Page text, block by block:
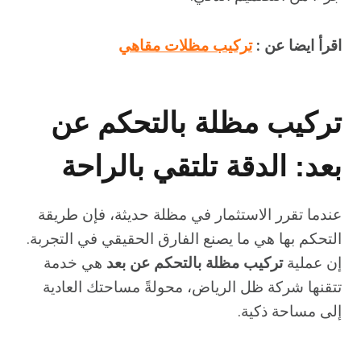
اقرأ ايضا عن :تركيب مظلات مقاهي
تركيب مظلة بالتحكم عن
بعد: الدقة تلتقي بالراحة
عندما تقرر الاستثمار في مظلة حديثة، فإن طريقة
التحكم بها هي ما يصنع الفارق الحقيقي في التجربة.
إن عمليةتركيب مظلة بالتحكم عن بعد هي خدمة
تتقنها شركة ظل الرياض، محولةً مساحتك العادية
إلى مساحة ذكية.